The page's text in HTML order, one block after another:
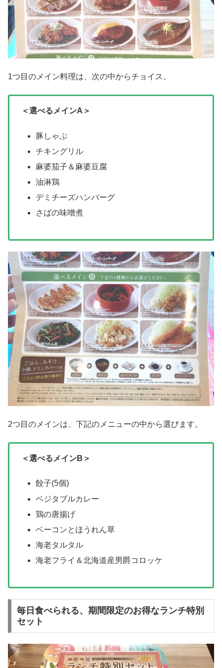
1つ目のメイン料理は、次の中からチョイス。
＜選べるメインA＞
豚しゃぶ
チキングリル
麻婆茄子＆麻婆豆腐
油淋鶏
デミチーズハンバーグ
さばの味噌煮
2つ目のメインは、下記のメニューの中から選びます。
＜選べるメインB＞
餃子(5個)
ベジタブルカレー
鶏の唐揚げ
ベーコンとほうれん草
海老タルタル
海老フライ＆北海道産男爵コロッケ
毎日食べられる、期間限定のお得なランチ特別
セット